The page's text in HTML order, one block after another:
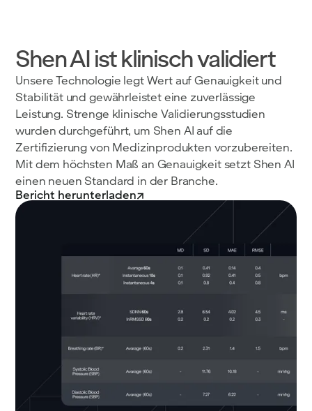
Shen AI ist klinisch validiert
Unsere Technologie legt Wert auf Genauigkeit und
Stabilität und gewährleistet eine zuverlässige
Leistung. Strenge klinische Validierungsstudien
wurden durchgeführt, um Shen AI auf die
Zertifizierung von Medizinprodukten vorzubereiten.
Mit dem höchsten Maß an Genauigkeit setzt Shen AI
einen neuen Standard in der Branche.
Bericht herunterladen